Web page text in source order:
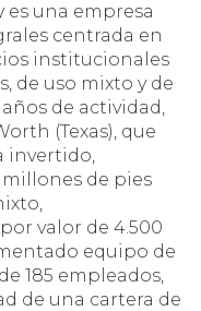
una empresa
centrada en
institucionales
de uso mixto y de
de actividad,
(Texas), que
invertido,
de pies
valor de 4.500
equipo de
185 empleados,
de una cartera de